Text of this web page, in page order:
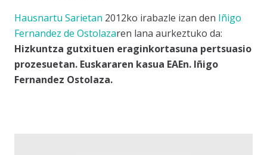
Hausnartu Sarietan 2012ko irabazle izan den Iñigo
Fernandez de Ostolazaren lana aurkeztuko da:
Hizkuntza gutxituen eraginkortasuna pertsuasio
prozesuetan. Euskararen kasua EAEn. Iñigo
Fernandez Ostolaza.